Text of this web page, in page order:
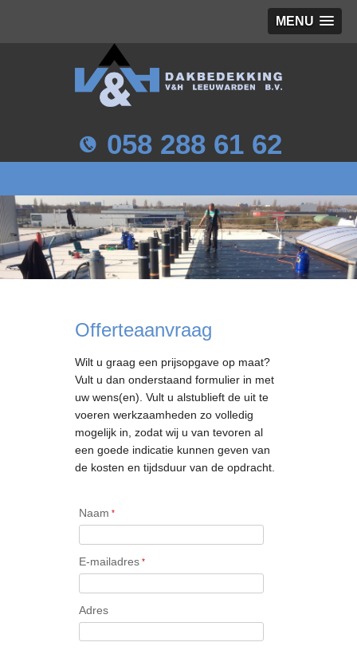
MENU
058 288 61 62
Offerteaanvraag
Wilt u graag een prijsopgave op maat?
Vult u dan onderstaand formulier in met
uw wens(en). Vult u alstublieft de uit te
voeren werkzaamheden zo volledig
mogelijk in, zodat wij u van tevoren al
een goede indicatie kunnen geven van
de kosten en tijdsduur van de opdracht.
Naam *
E-mailadres *
Adres